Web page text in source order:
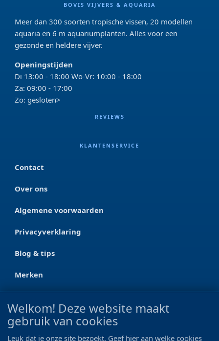
BOVIS VIJVERS & AQUARIA
Meer dan 300 soorten tropische vissen, 20 modellen
aquaria en 6 m aquariumplanten. Alles voor een
gezonde en heldere vijver.
Openingstijden
Di 13:00 - 18:00 Wo-Vr: 10:00 - 18:00
Za: 09:00 - 17:00
Zo: gesloten>
REVIEWS
KLANTENSERVICE
Contact
Over ons
Algemene voorwaarden
Privacyverklaring
Blog & tips
Merken
CONTACT
Ootmarsumseweg 125a
Welkom! Deze website maakt
gebruik van cookies
Leuk dat je onze site bezoekt. Geef hier aan welke cookies